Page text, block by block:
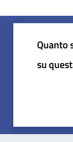
Quanto
su